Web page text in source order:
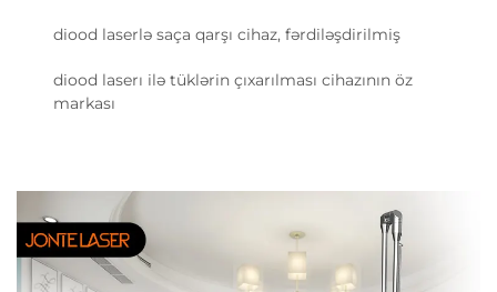
diood laserlə saça qarşı cihaz, fərdiləşdirilmiş
diood laserı ilə tüklərin çıxarılması cihazının öz
markası